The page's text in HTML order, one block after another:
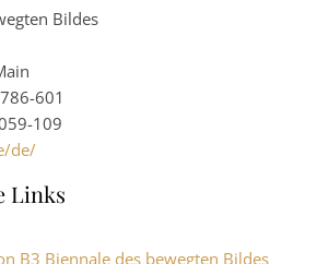
Bildes
601
109
de/
Links
B3 Biennale des bewegten Bildes